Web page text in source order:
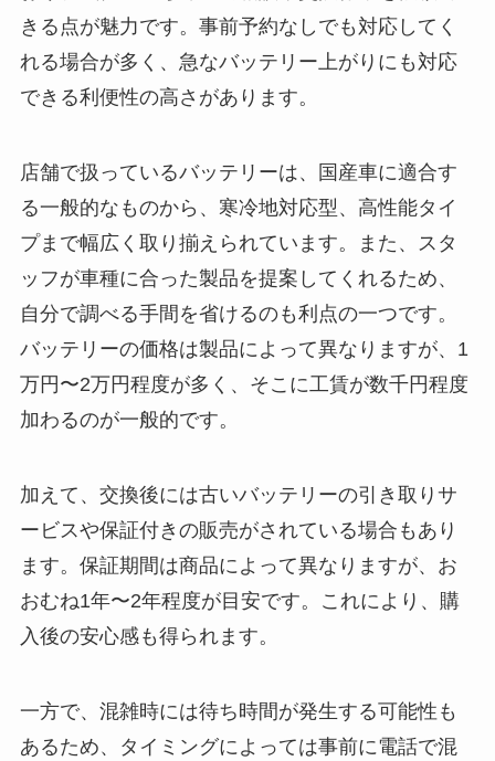
きる点が魅力です。事前予約なしでも対応してく
れる場合が多く、急なバッテリー上がりにも対応
できる利便性の高さがあります。
店舗で扱っているバッテリーは、国産車に適合す
る一般的なものから、寒冷地対応型、高性能タイ
プまで幅広く取り揃えられています。また、スタ
ッフが車種に合った製品を提案してくれるため、
自分で調べる手間を省けるのも利点の一つです。
バッテリーの価格は製品によって異なりますが、1
万円〜2万円程度が多く、そこに工賃が数千円程度
加わるのが一般的です。
加えて、交換後には古いバッテリーの引き取りサ
ービスや保証付きの販売がされている場合もあり
ます。保証期間は商品によって異なりますが、お
おむね1年〜2年程度が目安です。これにより、購
入後の安心感も得られます。
一方で、混雑時には待ち時間が発生する可能性も
あるため、タイミングによっては事前に電話で混